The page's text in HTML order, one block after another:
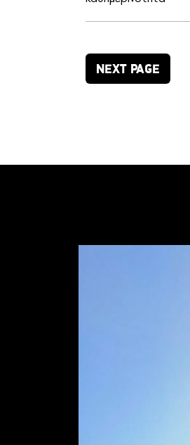
NEXT PAGE